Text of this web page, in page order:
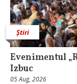
Știri
Evenimentul
Izbuc
05 Aug, 2026